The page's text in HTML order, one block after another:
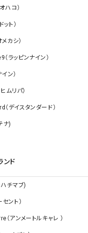
ハコ）
ト）
カシ）
ラッピンナイン）
ン）
ムリパ）
デイスタンダード）
ナ)
ンド
チマブ)
ント）
アンメートルキャレ ）